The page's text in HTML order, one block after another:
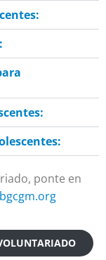
ponte en